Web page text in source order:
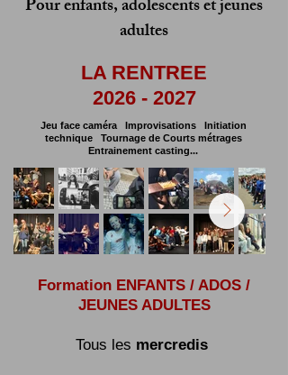
Pour enfants, adolescents et jeunes
adultes
LA RENTREE
2026 - 2027
Jeu face caméra Improvisations Initiation
technique Tournage de Courts métrages
Entrainement casting...
Formation ENFANTS / ADOS /
JEUNES ADULTES
Tous les mercredis